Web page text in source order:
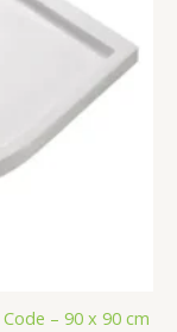
– 90 x 90 cm